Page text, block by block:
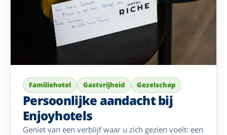
Familiehotel Gastvrijheid Gezelschap
Persoonlijke aandacht bij
Enjoyhotels
Geniet van een verblijf waar u zich gezien voelt: een